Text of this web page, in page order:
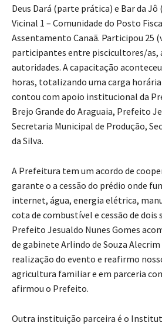
Deus Dará (parte prática) e Bar da
Vicinal 1 – Comunidade do Posto
Assentamento Canaã. Participou 25
participantes entre piscicultores/as,
autoridades. A capacitação aconteceu
horas, totalizando uma carga horária
contou com apoio institucional da
Brejo Grande do Araguaia, Prefeito
Secretaria Municipal de Produção,
da Silva.
A Prefeitura tem um acordo de
garante o a cessão do prédio onde
internet, água, energia elétrica,
cota de combustível e cessão de dois
Prefeito Jesualdo Nunes Gomes
de gabinete Arlindo de Souza
realização do evento e reafirmo
agricultura familiar e em parceria com
afirmou o Prefeito.
Outra instituição parceira é o